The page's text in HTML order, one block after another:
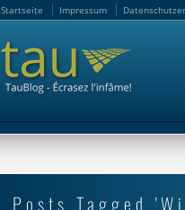
Startseite Impressum
Posts Tagged
Startseite Impressum